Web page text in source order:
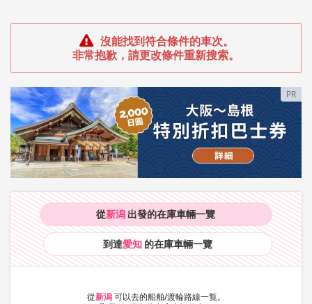
沒能找到符合條件的車次。
非常抱歉，請更改條件重新搜索。
PR
從新潟 出發的在庫車輛一覽
到達愛知 的在庫車輛一覽
從新潟 可以去的船舶/渡輪路線一覧。